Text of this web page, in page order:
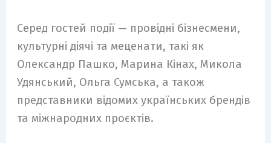
Серед гостей події — провідні бізнесмени,
культурні діячі та меценати, такі як
Олександр Пашко, Марина Кінах, Микола
Удянський, Ольга Сумська, а також
представники відомих українських брендів
та міжнародних проєктів.